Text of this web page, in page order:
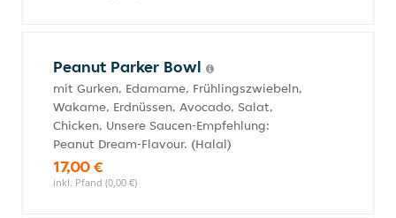
Peanut Parker Bowl
mit Gurken, Edamame, Frühlingszwiebeln,
Wakame, Erdnüssen, Avocado, Salat,
Chicken, Unsere Saucen-Empfehlung:
Peanut Dream-Flavour. (Halal)
17,00 €
inkl. Pfand (0,00 €)